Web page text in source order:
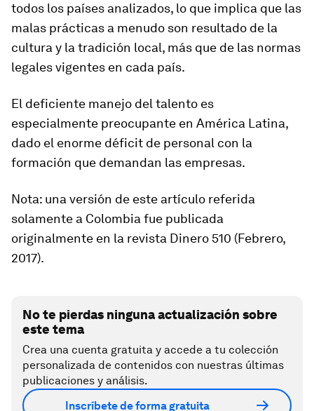
todos los países analizados, lo que implica que las
malas prácticas a menudo son resultado de la
cultura y la tradición local, más que de las normas
legales vigentes en cada país.
El deficiente manejo del talento es
especialmente preocupante en América Latina,
dado el enorme déficit de personal con la
formación que demandan las empresas.
Nota: una versión de este artículo referida
solamente a Colombia fue publicada
originalmente en la revista Dinero 510 (Febrero,
2017).
No te pierdas ninguna actualización sobre
este tema
Crea una cuenta gratuita y accede a tu colección
personalizada de contenidos con nuestras últimas
publicaciones y análisis.
Inscríbete de forma gratuita